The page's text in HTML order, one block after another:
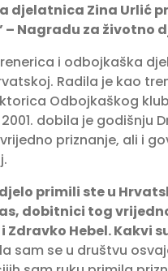
djelatnica Zina Urlić
– Nagradu za životno
i odbojkaška
Radila je kao
Odbojkaškog
dobila je godišnju
priznanje, ali i
primili ste u
dobitnici tog
Zdravko Hebel. Kakvi
sam se u društvu